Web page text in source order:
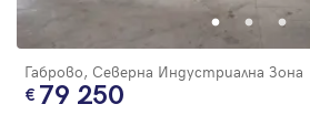
Габрово, Северна Индустриална Зона
79 250